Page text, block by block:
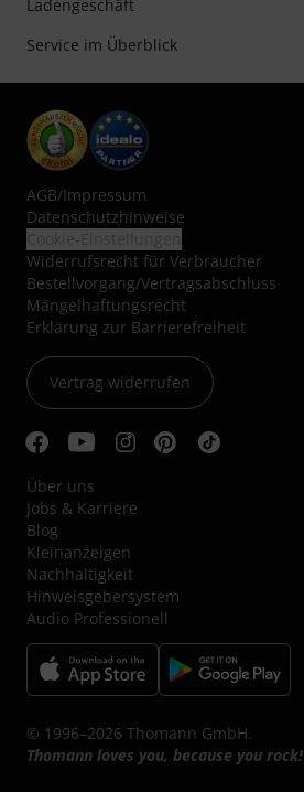
Ladengeschäft
Service im Überblick
AGB/Impressum
Datenschutzhinweise
Widerrufsrecht für Verbraucher
Bestellvorgang/Vertragsabschluss
Mängelhaftungsrecht
Erklärung zur Barrierefreiheit
Vertrag widerrufen
Über uns
Jobs & Karriere
Blog
Kleinanzeigen
Nachhaltigkeit
Hinweisgebersystem
Audio Professionell
© 1996–2026 Thomann GmbH.
Thomann loves you, because you rock!